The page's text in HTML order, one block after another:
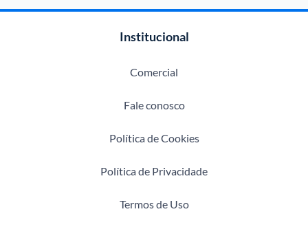
Institucional
Comercial
Fale conosco
Política de Cookies
Política de Privacidade
Termos de Uso